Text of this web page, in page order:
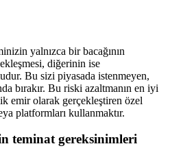
yalnızca bir bacağının
diğerinin ise
Bu sizi piyasada istenmeyen,
bırakır. Bu riski azaltmanın en iyi
emir olarak gerçekleştiren özel
platformları kullanmaktır.
teminat gereksinimleri